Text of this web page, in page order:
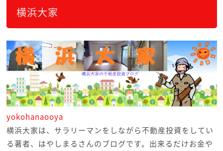
横浜大家
yokohanaooya
横浜大家は、サラリーマンをしながら不動産投資をしてい
る著者、はやしまるさんのブログです。出来るだけお金や